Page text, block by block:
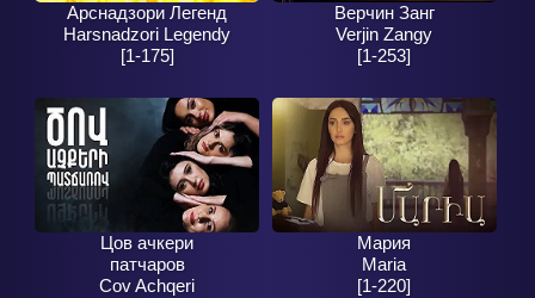
Арснадзори Легенд
Harsnadzori Legendy
[1-175]
Верчин Занг
Verjin Zangy
[1-253]
Цов ачкери
патчаров
Cov Achqeri
Мария
Maria
[1-220]